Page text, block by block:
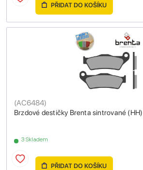
PŘIDAT DO KOŠÍKU
Brzdové destičky Brenta sintrované
(AC6484)
3 Skladem
PŘIDAT DO KOŠÍKU